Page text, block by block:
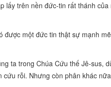
lấy trên nền đức-tin rất thánh
một đức tin thật sự mạnh
ta trong Chúa Cứu thế Jê-sus,
rỗi. Nhưng còn phân khác